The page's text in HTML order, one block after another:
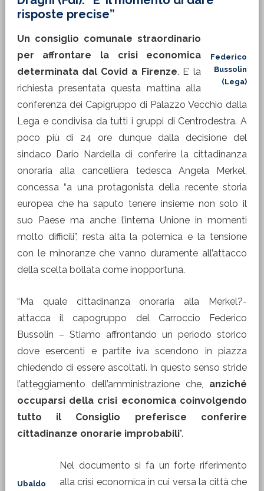
risposte precise”
Federico
Bussolin
(Lega)
Un consiglio comunale straordinario
per affrontare la crisi economica
determinata dal Covid a Firenze. E’ la
richiesta presentata questa mattina alla
conferenza dei Capigruppo di Palazzo Vecchio dalla
Lega e condivisa da tutti i gruppi di Centrodestra. A
poco più di 24 ore dunque dalla decisione del
sindaco Dario Nardella di conferire la cittadinanza
onoraria alla cancelliera tedesca Angela Merkel,
concessa “a una protagonista della recente storia
europea che ha saputo tenere insieme non solo il
suo Paese ma anche l’interna Unione in momenti
molto difficili”, resta alta la polemica e la tensione
con le minoranze che vanno duramente all’attacco
della scelta bollata come inopportuna.
“Ma quale cittadinanza onoraria alla Merkel?-
attacca il capogruppo del Carroccio Federico
Bussolin – Stiamo affrontando un periodo storico
dove esercenti e partite iva scendono in piazza
chiedendo di essere ascoltati. In questo senso stride
l’atteggiamento dell’amministrazione che, anziché
occuparsi della crisi economica coinvolgendo
tutto il Consiglio preferisce conferire
cittadinanze onorarie improbabili”.
Ubaldo
Nel documento si fa un forte riferimento
alla crisi economica in cui versa la città che